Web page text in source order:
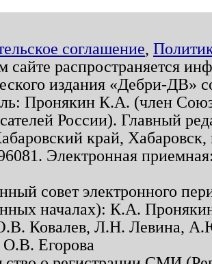
соглашение,
сайте распространяется
издания «Дебри-ДВ»
Пронякин К.А. (член
России). Главный
край,
Электронная
совет электронного
началах): К.А.
Ковалев, Л.Н. Левина,
Егорова